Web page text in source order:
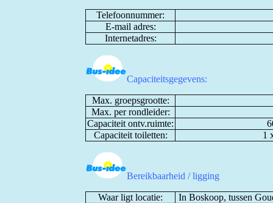
Telefoonnummer:
E-mail adres:
Internetadres:
Capaciteitsgegevens:
Max. groepsgrootte:
Max. per rondleider:
Capaciteit ontv.ruimte:
Capaciteit toiletten:
1
Bereikbaarheid / ligging
Waar ligt locatie:
In Boskoop, tussen